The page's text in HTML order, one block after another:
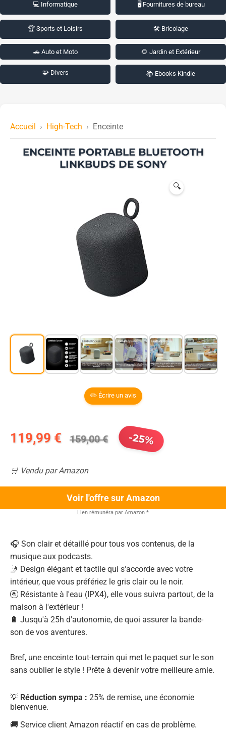
💻 Informatique 🖥️ Fournitures de bureau
🏆 Sports et Loisirs 🛠️ Bricolage
🚗 Auto et Moto 🌻 Jardin et Extérieur
🧩 Divers 📚 Ebooks Kindle
Accueil High-Tech Enceinte
ENCEINTE PORTABLE BLUETOOTH
LINKBUDS DE SONY
🔍
✏️ Écrire un avis
119,99 € 159,00 € -25%
🛒 Vendu par Amazon
Voir l'offre sur Amazon
Lien rémunéra par Amazon *
🎧 Son clair et détaillé pour tous vos contenus, de la
musique aux podcasts.
🤳 Design élégant et tactile qui s'accorde avec votre
intérieur, que vous préfériez le gris clair ou le noir.
🚰 Résistante à l'eau (IPX4), elle vous suivra partout, de la
maison à l'extérieur !
🔋 Jusqu'à 25h d'autonomie, de quoi assurer la bande-
son de vos aventures.
Bref, une enceinte tout-terrain qui met le paquet sur le son
sans oublier le style ! Prête à devenir votre meilleure amie.
💡 Réduction sympa : 25% de remise, une économie
bienvenue.
🚚 Service client Amazon réactif en cas de problème.